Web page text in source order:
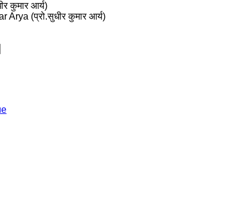
कुमार आर्य)
Arya (प्रो.सुधीर कुमार आर्य)